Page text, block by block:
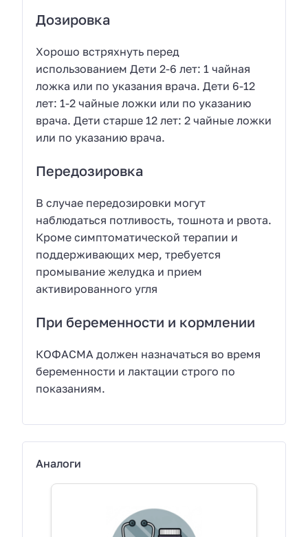
Дозировка
Хорошо встряхнуть перед
использованием Дети 2-6 лет: 1 чайная
ложка или по указания врача. Дети 6-12
лет: 1-2 чайные ложки или по указанию
врача. Дети старше 12 лет: 2 чайные ложки
или по указанию врача.
Передозировка
В случае передозировки могут
наблюдаться потливость, тошнота и рвота.
Кроме симптоматической терапии и
поддерживающих мер, требуется
промывание желудка и прием
активированного угля
При беременности и кормлении
КОФАСМА должен назначаться во время
беременности и лактации строго по
показаниям.
Аналоги